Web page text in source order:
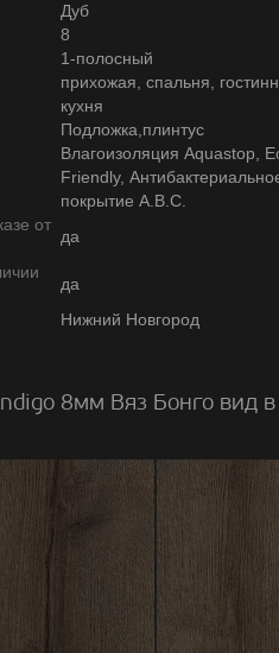
Дуб
8
1-полосный
прихожая, спальня,
кухня
Подложка,плинтус
Влагоизоляция Aquastop,
Friendly,
покрытие А.В.С.
от
да
да
Нижний Новгород
8мм Вяз Бонго вид в